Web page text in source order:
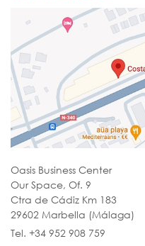
Oasis Business Center
Our Space, Of. 9
Ctra de Cádiz Km 183
29602 Marbella (Málaga)
Tel. +34 952 908 759